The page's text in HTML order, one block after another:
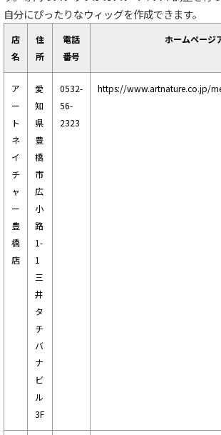
自分にぴったりなウィッグを作成できます。
店
名
住
所
電話
番号
ホームページ
ア
ー
ト
ネ
イ
チ
ャ
ー
豊
橋
店
愛
知
県
豊
橋
市
広
小
路
1-
1
三
井
タ
チ
バ
ナ
ビ
ル
3F
0532-
56-
2323
https://www.artnature.co.jp/